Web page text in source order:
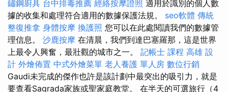
鏽鋼廚具 台中排毒推薦 經絡按摩證照 適用於識別的個人數
據的收集和處理符合適用的數據保護法規。 seo軟體 傳統
整復推拿 身體按摩 換護照 您可以在此處閱讀我們的數據管
理信息。 沙鹿按摩 在清晨，我們到達巴塞羅那，這是世界
上最令人興奮，最壯觀的城市之一。 記帳士 課程 高雄 設
計 外燴佈置 中式外燴菜單 老人養護 單人房 數位行銷
Gaudi未完成的傑作也許是該計劃中最突出的吸引力，就是
要查看Sagrada家族或聖家庭教堂。 在半天的可選旅行（4